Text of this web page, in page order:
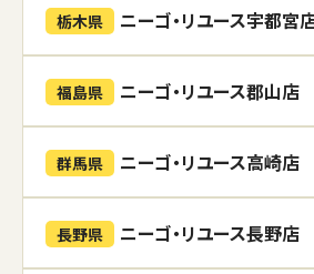
栃木県 ニーゴ・リユース宇都宮
福島県 ニーゴ・リユース郡山店
群馬県 ニーゴ・リユース高崎店
長野県 ニーゴ・リユース長野店